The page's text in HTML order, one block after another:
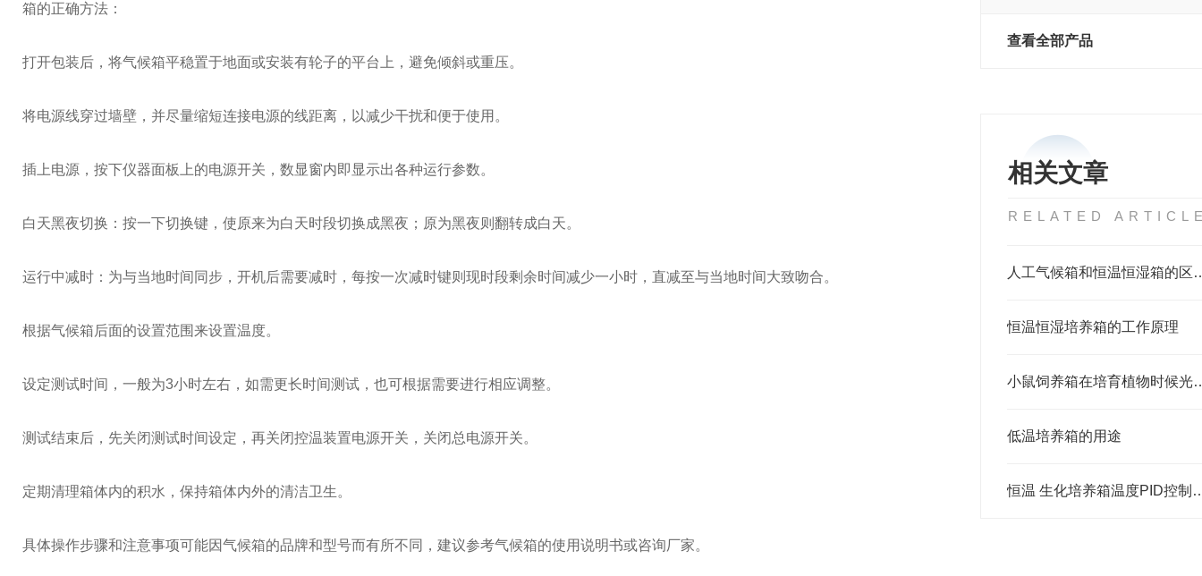
查看全部产品
相关文章
RELATED
人工气候箱和
恒温恒湿培养箱的工作原理
小鼠饲养箱在培
低温培养箱的用途
恒温 生化培养
箱的正确方法：
打开包装后，将气候箱平稳置于地面或安装有轮子的平台上，避免倾斜或重压。
将电源线穿过墙壁，并尽量缩短连接电源的线距离，以减少干扰和便于使用。
插上电源，按下仪器面板上的电源开关，数显窗内即显示出各种运行参数。
白天黑夜切换：按一下切换键，使原来为白天时段切换成黑夜；原为黑夜则翻转成白天。
运行中减时：为与当地时间同步，开机后需要减时，每按一次减时键则现时段剩余时间减少一小时，直减至与当地时间大致吻合。
根据气候箱后面的设置范围来设置温度。
设定测试时间，一般为3小时左右，如需更长时间测试，也可根据需要进行相应调整。
测试结束后，先关闭测试时间设定，再关闭控温装置电源开关，关闭总电源开关。
定期清理箱体内的积水，保持箱体内外的清洁卫生。
具体操作步骤和注意事项可能因气候箱的品牌和型号而有所不同，建议参考气候箱的使用说明书或咨询厂家。